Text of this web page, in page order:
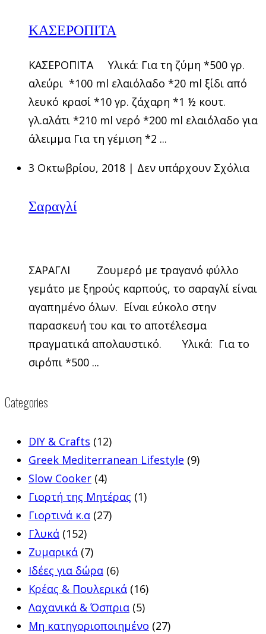
ΚΑΣΕΡΟΠΙΤΑ
ΚΑΣΕΡΟΠΙΤΑ Υλικά: Για τη ζύμη *500 γρ.
αλεύρι *100 ml ελαιόλαδο *20 ml ξίδι από
λευκό κρασί *10 γρ. ζάχαρη *1 ½ κουτ.
γλ.αλάτι *210 ml νερό *200 ml ελαιόλαδο για
άλειμμα Για τη γέμιση *2 ...
3 Οκτωβρίου, 2018 | Δεν υπάρχουν Σχόλια
Σαραγλί
ΣΑΡΑΓΛΙ Ζουμερό με τραγανό φύλλο
γεμάτο με ξηρούς καρπούς, το σαραγλί είναι
αγαπημένο όλων. Είναι εύκολο στην
παρασκευή του και το αποτέλεσμα
πραγματικά απολαυστικό. Υλικά: Για το
σιρόπι *500 ...
Categories
DIY & Crafts (12)
Greek Mediterranean Lifestyle (9)
Slow Cooker (4)
Γιορτή της Μητέρας (1)
Γιορτινά κ.α (27)
Γλυκά (152)
Ζυμαρικά (7)
Ιδέες για δώρα (6)
Κρέας & Πουλερικά (16)
Λαχανικά & Όσπρια (5)
Μη κατηγοριοποιημένο (27)